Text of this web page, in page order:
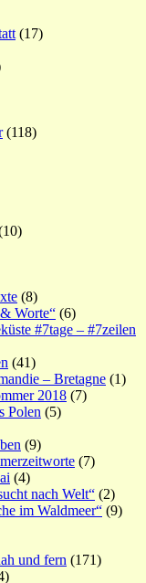
(17)
(118)
(8)
Worte“ (6)
#7tage – #7zeilen
(41)
– Bretagne (1)
2018 (7)
Polen (5)
(9)
(7)
(4)
nach Welt“ (2)
im Waldmeer“ (9)
und fern (171)